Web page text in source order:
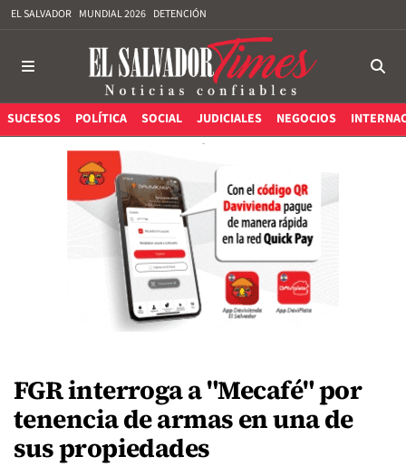
EL SALVADOR MUNDIAL 2026 DETENCIÓN
SUCESOS POLÍTICA SOCIAL JUDICIALES NEGOCIOS
FGR interroga a "Mecafé" por
tenencia de armas en una de
sus propiedades